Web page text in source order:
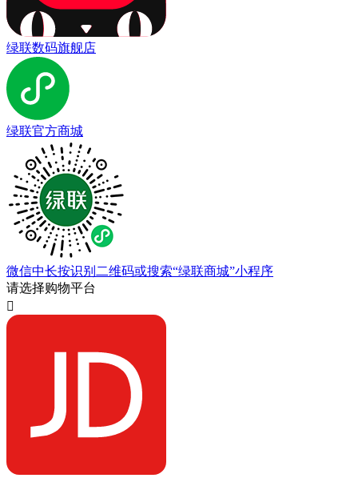
绿联数码旗舰店
绿联官方商城
微信中长按识别二维码或搜索“绿联商城”小程序
请选择购物平台
